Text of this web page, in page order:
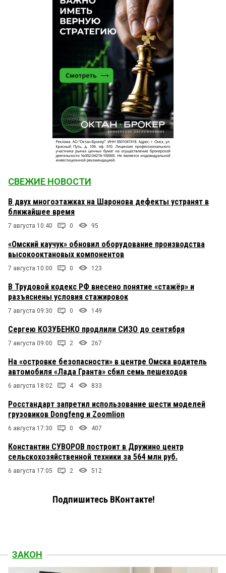
СВЕЖИЕ НОВОСТИ
В двух многоэтажках на Шаронова дефекты устранят в
ближайшее время
7 августа 10:40 0 95
«Омский каучук» обновил оборудование производства
высокооктановых компонентов
7 августа 10:00 0 123
В Трудовой кодекс РФ внесено понятие «стажёр» и
разъяснены условия стажировок
7 августа 09:30 0 149
Сергею КОЗУБЕНКО продлили СИЗО до сентября
7 августа 09:00 2 267
На «островке безопасности» в центре Омска водитель
автомобиля «Лада Гранта» сбил семь пешеходов
6 августа 18:02 4 833
Росстандарт запретил использование шести моделей
грузовиков Dongfeng и Zoomlion
6 августа 17:30 0 407
Константин СУВОРОВ построит в Дружино центр
сельскохозяйственной техники за 564 млн руб.
6 августа 17:05 2 512
Подпишитесь ВКонтакте!
ЗАКОН